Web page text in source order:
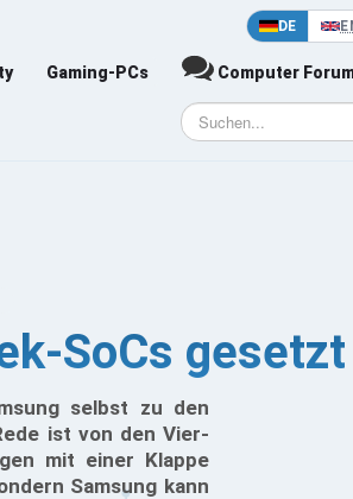
DE
Gaming-PCs Computer
SoCs gesetzt
selbst zu den
ist von den Vier-
mit einer Klappe
Samsung kann